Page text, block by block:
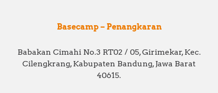
Basecamp – Penangkaran
Babakan Cimahi No.3 RT02 / 05, Girimekar, Kec.
Cilengkrang, Kabupaten Bandung, Jawa Barat
40615.